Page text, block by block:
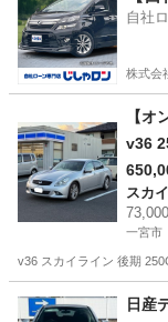
自社
株式会
【
v36
スカ
一宮市
v36 スカイライン 後期
愛知 一宮市 スカ
日産